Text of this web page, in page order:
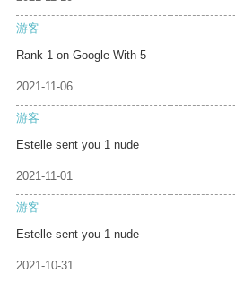
游客
Rank 1 on Google With 5
2021-11-06
游客
Estelle sent you 1 nude
2021-11-01
游客
Estelle sent you 1 nude
2021-10-31